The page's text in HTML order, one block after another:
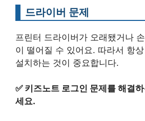
드라이버 문제
프린터 드라이버가 오래됐거나
이 떨어질 수 있어요. 따라서 항
설치하는 것이 중요합니다.
✅ 키즈노트 로그인 문제를 해결
세요.